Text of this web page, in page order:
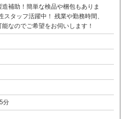
補助！簡単な検品や梱包もありま
タッフ活躍中！ 残業や勤務時間、
なのでご希望をお伺いします！
分